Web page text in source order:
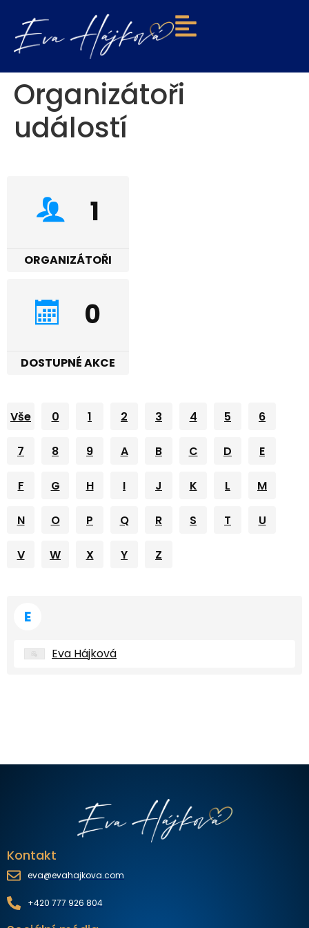
Organizátoři
událostí
1
ORGANIZÁTOŘI
0
DOSTUPNÉ AKCE
Vše 0 1 2 3 4 5 6
7 8 9 A B C D E
F G H I J K L M
N O P Q R S T U
V W X Y Z
E
Eva Hájková
Kontakt
eva@evahajkova.com
+420 777 926 804